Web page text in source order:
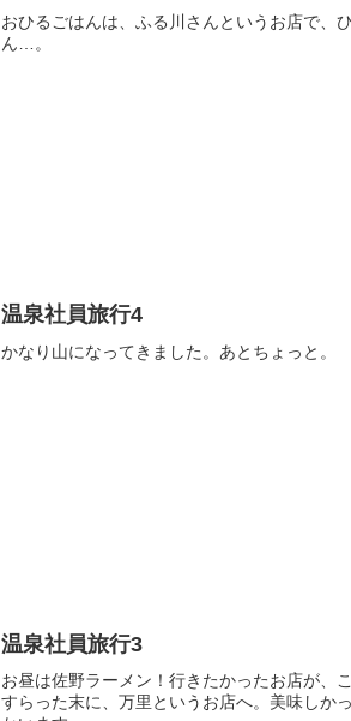
おひるごはんは、ふる川さんというお店で、
ん…。
温泉社員旅行4
かなり山になってきました。あとちょっと。
温泉社員旅行3
お昼は佐野ラーメン！行きたかったお店が、
すらった末に、万里というお店へ。美味しか